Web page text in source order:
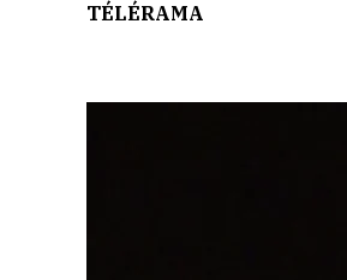
TÉLÉRAMA